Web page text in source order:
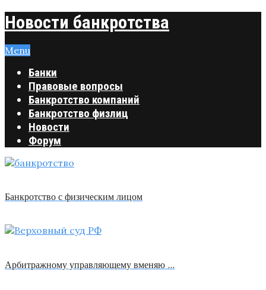
Новости банкротства
Menu
Банки
Правовые вопросы
Банкротство компаний
Банкротство физлиц
Новости
Форум
Банкротство с физическим лицом
Арбитражному управляющему вменяю …